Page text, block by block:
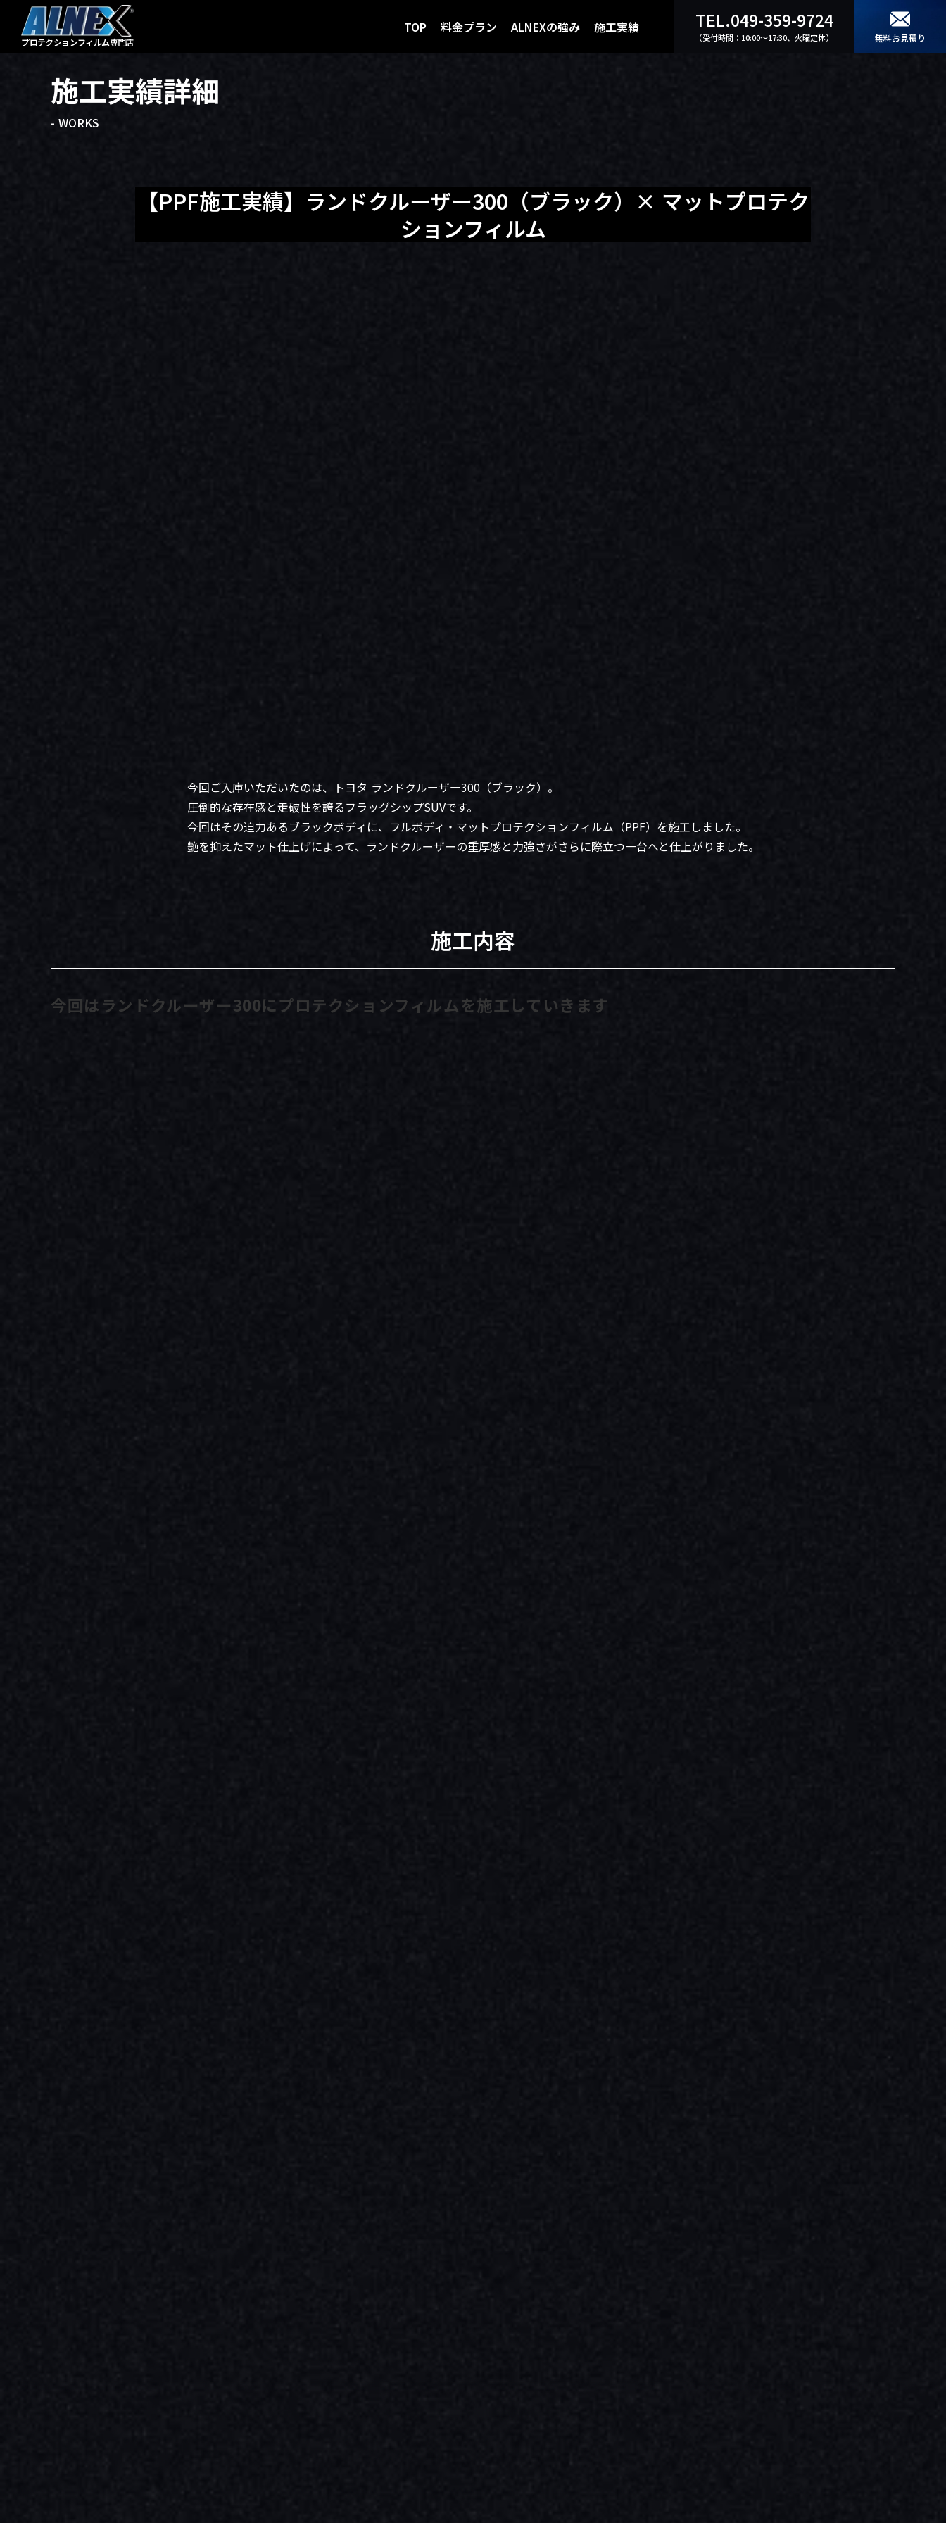
プロテクションフィルム専門店
TOP 料金プラン ALNEXの強み 施工実績 TEL.049-359-9724
（受付時間：10:00〜17:30、火曜定休） 無料お見積り
施工実績詳細
- WORKS
【PPF施工実績】ランドクルーザー300（ブラック）× マットプロテク
ションフィルム
今回ご入庫いただいたのは、トヨタ ランドクルーザー300（ブラック）。
圧倒的な存在感と走破性を誇るフラッグシップSUVです。
今回はその迫力あるブラックボディに、フルボディ・マットプロテクションフィルム（PPF）を施工しました。
艶を抑えたマット仕上げによって、ランドクルーザーの重厚感と力強さがさらに際立つ一台へと仕上がりました。
施工内容
今回はランドクルーザー300にプロテクションフィルムを施工していきます